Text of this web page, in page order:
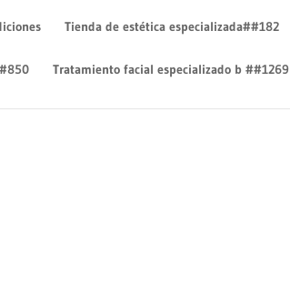
Tienda de estética especializada##182
Tratamiento facial especializado b ##1269